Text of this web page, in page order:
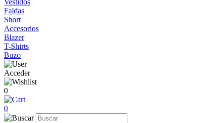
Vestidos
Faldas
Short
Accesorios
Blazer
T-Shirts
Buzo
Acceder
0
0